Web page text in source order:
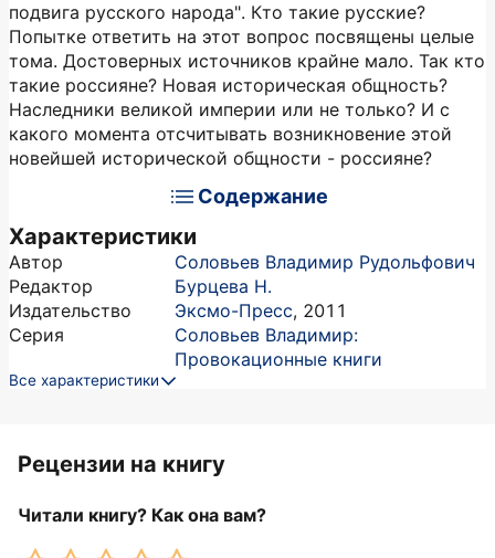
подвига русского народа". Кто такие русские?
Попытке ответить на этот вопрос посвящены целые
тома. Достоверных источников крайне мало. Так кто
такие россияне? Новая историческая общность?
Наследники великой империи или не только? И с
какого момента отсчитывать возникновение этой
новейшей исторической общности - россияне?
Содержание
Характеристики
Автор
Соловьев Владимир Рудольфович
Редактор
Бурцева Н.
Издательство
Эксмо-Пресс, 2011
Серия
Соловьев Владимир:
Провокационные книги
Все характеристики
Рецензии на книгу
Читали книгу? Как она вам?